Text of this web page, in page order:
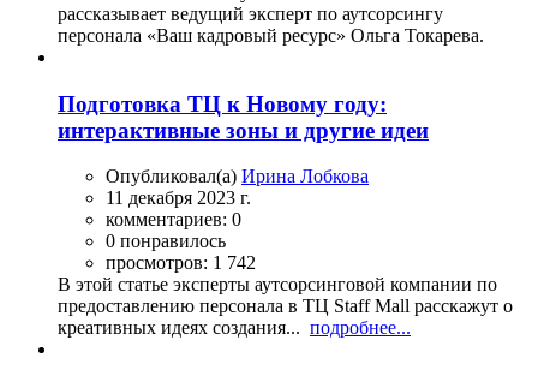
рассказывает ведущий эксперт по аутсорсингу
персонала «Ваш кадровый ресурс» Ольга Токарева.
Подготовка ТЦ к Новому году:
интерактивные зоны и другие идеи
Опубликовал(а) Ирина Лобкова
11 декабря 2023 г.
комментариев: 0
0 понравилось
просмотров: 1 742
В этой статье эксперты аутсорсинговой компании по
предоставлению персонала в ТЦ Staff Mall расскажут о
креативных идеях создания... подробнее...